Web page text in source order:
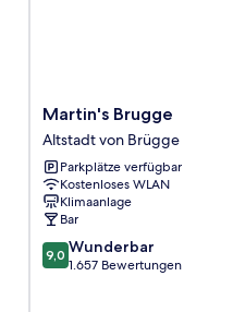
Martin's
Brugge
Altstadt
von
Brügge
Martin's Brugge
Altstadt von Brügge
Parkplätze verfügbar
Kostenloses WLAN
Klimaanlage
Bar
9.0
von
9,0 Wunderbar
1.657 Bewertungen